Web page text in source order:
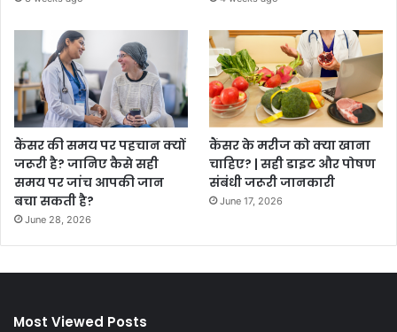
कैंसर की समय पर पहचान क्यों
जरूरी है? जानिए कैसे सही
समय पर जांच आपकी जान
बचा सकती है?
June 28, 2026
कैंसर के मरीज को क्या खाना
चाहिए? | सही डाइट और पोषण
संबंधी जरूरी जानकारी
June 17, 2026
Most Viewed Posts